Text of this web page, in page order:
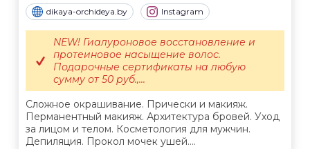
dikaya-orchideya.by Instagram
Сложное окрашивание. Прически и макияж.
Перманентный макияж. Архитектура бровей. Уход
за лицом и телом. Косметология для мужчин.
Депиляция. Прокол мочек ушей....
NEW! Гиалуроновое восстановление и
протеиновое насыщение волос.
Подарочные сертификаты на любую
сумму от 50 руб.,...